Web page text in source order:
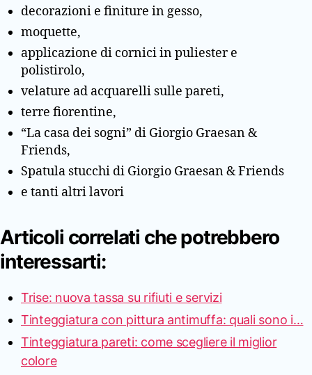
decorazioni e finiture in gesso,
moquette,
applicazione di cornici in puliester e
polistirolo,
velature ad acquarelli sulle pareti,
terre fiorentine,
“La casa dei sogni” di Giorgio Graesan &
Friends,
Spatula stucchi di Giorgio Graesan & Friends
e tanti altri lavori
Articoli correlati che potrebbero
interessarti:
Trise: nuova tassa su rifiuti e servizi
Tinteggiatura con pittura antimuffa: quali sono i…
Tinteggiatura pareti: come scegliere il miglior
colore